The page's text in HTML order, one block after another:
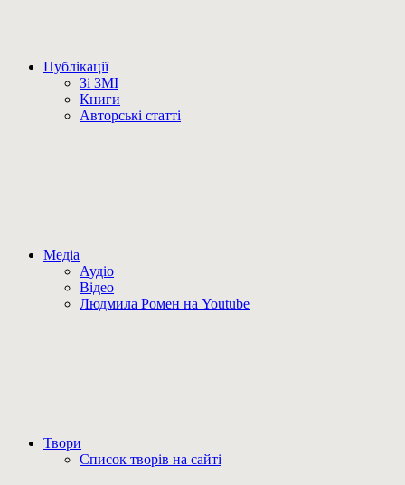
Публікації
Зі ЗМІ
Книги
Авторські статті
Медіа
Аудіо
Відео
Людмила Ромен на Youtube
Твори
Список творів на сайті